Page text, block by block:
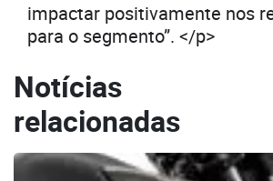
impactar positivamente nos
para o segmento”. </p>
Notícias
relacionadas